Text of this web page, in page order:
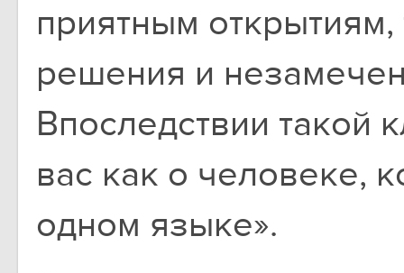
приятным
решения и
Впоследствии такой
вас как о человеке,
одном языке».